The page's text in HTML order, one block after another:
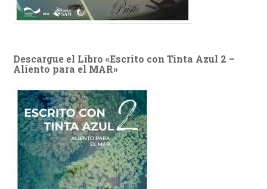
Descargue el Libro «Escrito con Tinta Azul 2 –
Aliento para el MAR»